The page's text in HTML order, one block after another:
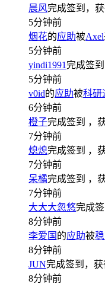
晨风完成签到，
5分钟前
烟花的应助被Axel
5分钟前
yindi1991完成签到
5分钟前
v0id的应助被科研
6分钟前
橙子完成签到 ，
7分钟前
熄熄完成签到 ，
7分钟前
呆橘完成签到 ，
7分钟前
大大大忽悠完成签
8分钟前
李爱国 的应助被
8分钟前
JUN完成签到，获
8分钟前